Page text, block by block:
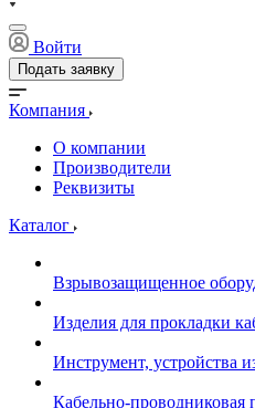
Войти
Подать заявку
Компания
О компании
Производители
Реквизиты
Каталог
Взрывозащищенное
Изделия для прокладки
Инструмент, устройства
Кабельно-проводниковая